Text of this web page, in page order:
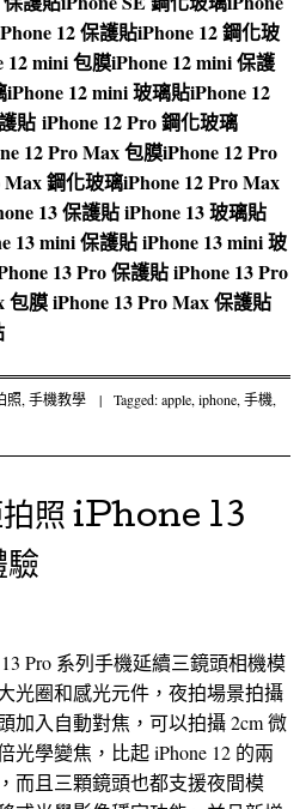
12 保護貼iPhone 12 鋼化玻
12 mini 包膜iPhone 12 mini 保護
iPhone 12 mini 玻璃貼iPhone 12
貼iPhone 12 Pro 鋼化玻璃
12 Pro Max 包膜iPhone 12 Pro
Max 鋼化玻璃iPhone 12 Pro Max
13 保護貼iPhone 13 玻璃貼
13 mini 保護貼iPhone 13 mini 玻
13 Pro 保護貼iPhone 13 Pro
包膜iPhone 13 Pro Max 保護貼
照,手機教學 | Tagged:apple,iphone,手機,
拍照 iPhone 13
Pro 系列手機延續三鏡頭相機模
光圈和感光元件，夜拍場景拍攝
加入自動對焦，可以拍攝 2cm 微
光學變焦，比起 iPhone 12 的兩
而且三顆鏡頭也都支援夜間模